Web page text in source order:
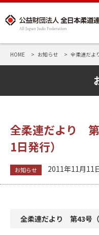
HOME お知らせ 全柔連だよ
全柔連だより
1日発行）
お知らせ 2011年11月11
全柔連だより 第43号（